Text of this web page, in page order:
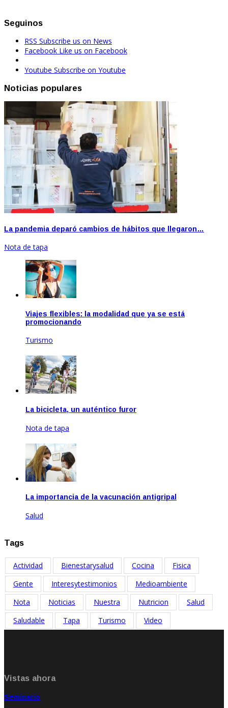
Seguinos
RSS Subscribe us on News
Facebook Like us on Facebook
Youtube Subscribe on Youtube
Noticias populares
La pandemia deparó cambios de hábitos que llegaron…
Nota de tapa
Viajes flexibles: la modalidad que ya se está
promocionando
Turismo
La bicicleta, un auténtico furor
Nota de tapa
La importancia de la vacunación antigripal
Salud
Tags
Actividad Bienestarysalud Cocina
Fisica
Gente
Interesytestimonios
Medioambiente
Nota
Noticias Nuestra Nutricion
Salud
Saludable
Tapa Turismo Video
Vistas ahora
Seminario